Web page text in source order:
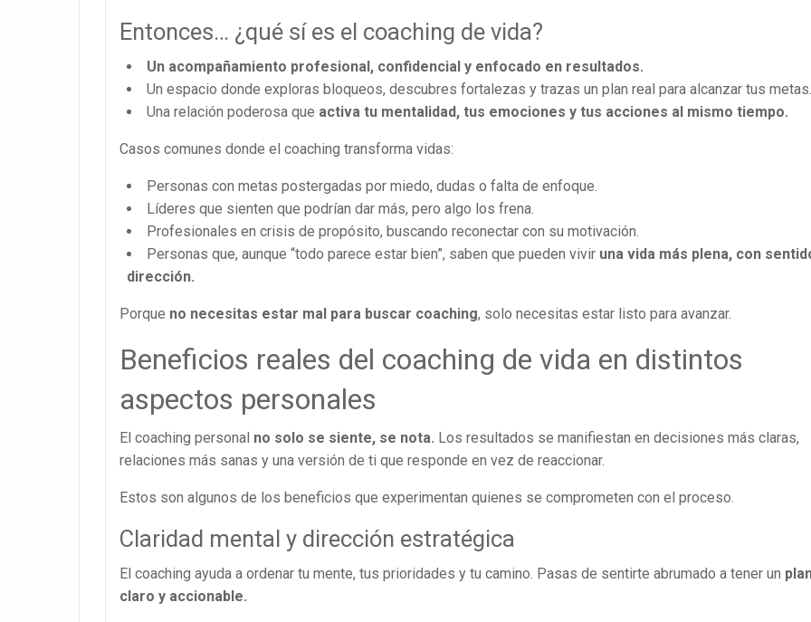
Entonces… ¿qué sí es el coaching de vida?
Un acompañamiento profesional, confidencial y enfocado en resultados.
Un espacio donde exploras bloqueos, descubres fortalezas y trazas un plan real para alcanzar tus metas.
Una relación poderosa que activa tu mentalidad, tus emociones y tus acciones al mismo tiempo.
Casos comunes donde el coaching transforma vidas:
Personas con metas postergadas por miedo, dudas o falta de enfoque.
Líderes que sienten que podrían dar más, pero algo los frena.
Profesionales en crisis de propósito, buscando reconectar con su motivación.
Personas que, aunque “todo parece estar bien”, saben que pueden vivir una vida más plena, con
dirección.
Porque no necesitas estar mal para buscar coaching, solo necesitas estar listo para avanzar.
Beneficios reales del coaching de vida en distintos
aspectos personales
El coaching personal no solo se siente, se nota. Los resultados se manifiestan en decisiones más claras,
relaciones más sanas y una versión de ti que responde en vez de reaccionar.
Estos son algunos de los beneficios que experimentan quienes se comprometen con el proceso.
Claridad mental y dirección estratégica
El coaching ayuda a ordenar tu mente, tus prioridades y tu camino. Pasas de sentirte abrumado a tener un
claro y accionable.